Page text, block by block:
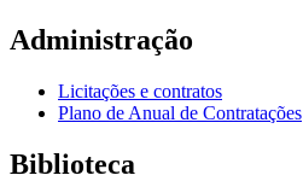
Administração
Licitações e contratos
Plano de Anual de Contratações
Biblioteca